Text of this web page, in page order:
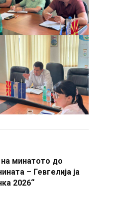
минатото до
– Гевгелија ја
2026“